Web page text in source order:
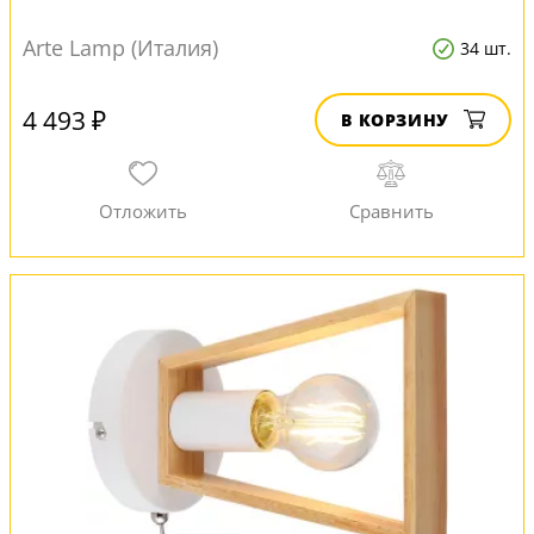
Arte Lamp (Италия) 34 шт.
4 493 ₽ В КОРЗИНУ